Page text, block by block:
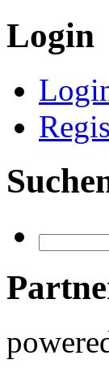
Login